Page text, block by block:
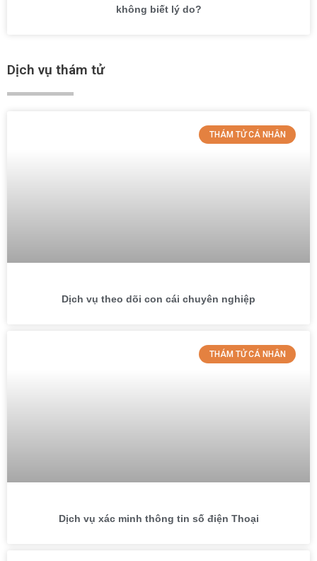
không biết lý do?
Dịch vụ thám tử
THÁM TỬ CÁ NHÂN
Dịch vụ theo dõi con cái chuyên nghiệp
THÁM TỬ CÁ NHÂN
Dịch vụ xác minh thông tin số điện Thoại